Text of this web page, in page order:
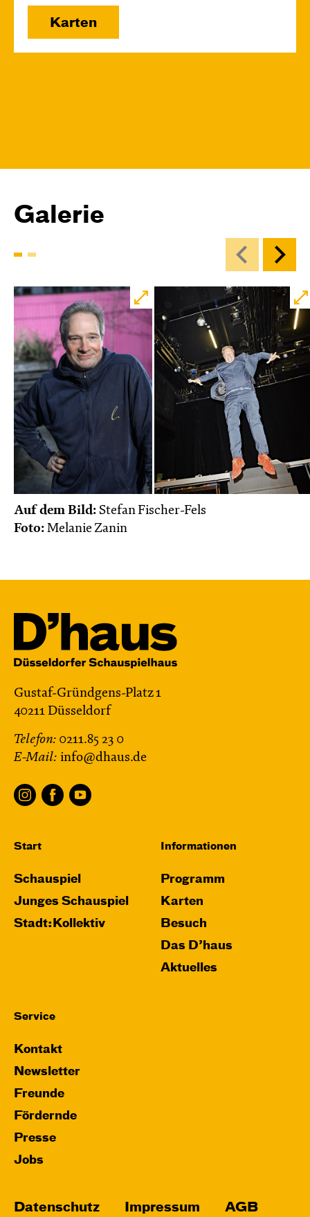
Karten
Galerie
Auf dem Bild: Stefan Fischer-Fels
Foto: Melanie Zanin
Gustaf-Gründgens-Platz 1
40211 Düsseldorf
Telefon: 0211.85 23 0
E-Mail: info@dhaus.de
Start
Schauspiel
Junges Schauspiel
Stadt:Kollektiv
Informationen
Programm
Karten
Besuch
Das D’haus
Aktuelles
Service
Kontakt
Newsletter
Freunde
Fördernde
Presse
Jobs
Datenschutz Impressum AGB